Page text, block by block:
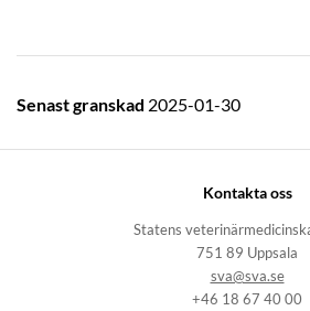
Senast granskad 2025-01-30
Kontakta oss
Statens
751 89 Uppsala
sva@sva.se
+46 18 67 40 00